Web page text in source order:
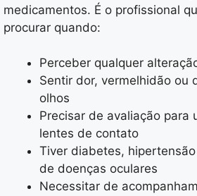
medicamentos. É o profissional
procurar quando:
Perceber qualquer
Sentir dor, vermelhidão ou
olhos
Precisar de avaliação para
lentes de contato
Tiver diabetes,
de doenças oculares
Necessitar de